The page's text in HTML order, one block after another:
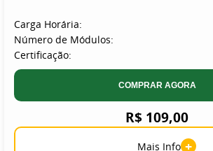
Carga Horária:
Número de Módulos:
Certificação:
COMPRAR AGORA
R$ 109,00
Mais Info +